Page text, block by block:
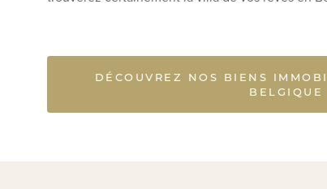
DÉCOUVREZ NOS BIENS
BELGIQUE